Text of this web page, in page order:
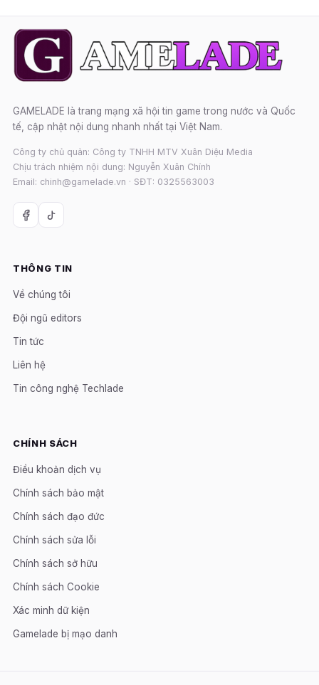
GAMELADE là trang mạng xã hội tin game trong nước và Quốc
tế, cập nhật nội dung nhanh nhất tại Việt Nam.
Công ty chủ quản: Công ty TNHH MTV Xuân Diệu Media
Chịu trách nhiệm nội dung: Nguyễn Xuân Chính
Email: chinh@gamelade.vn · SĐT: 0325563003
THÔNG TIN
Về chúng tôi
Đội ngũ editors
Tin tức
Liên hệ
Tin công nghệ Techlade
CHÍNH SÁCH
Điều khoản dịch vụ
Chính sách bảo mật
Chính sách đạo đức
Chính sách sửa lỗi
Chính sách sở hữu
Chính sách Cookie
Xác minh dữ kiện
Gamelade bị mạo danh